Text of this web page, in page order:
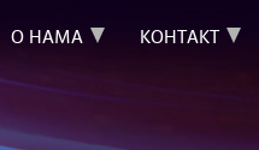
О НАМА КОНТАКТ